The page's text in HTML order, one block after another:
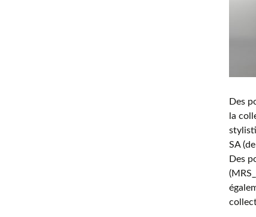
Des
la
SA
Des